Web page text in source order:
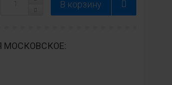
МОСКОВСКОЕ: